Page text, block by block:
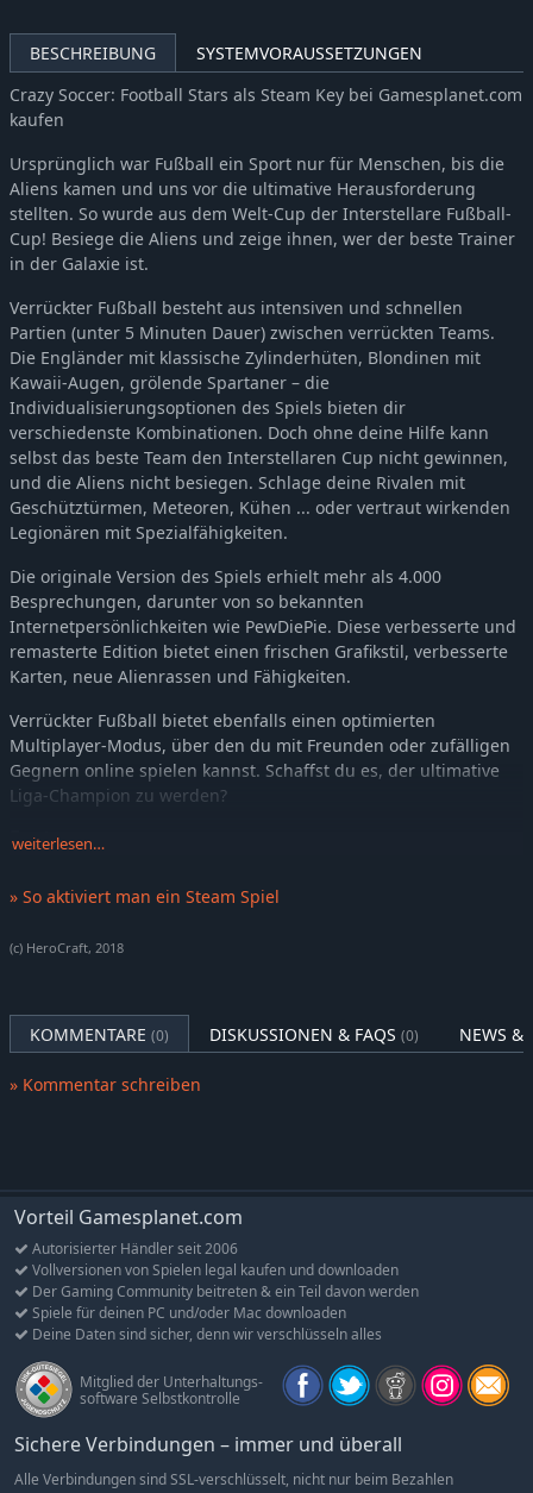
BESCHREIBUNG
SYSTEMVORAUSSETZUNGEN
Crazy Soccer: Football Stars als Steam Key bei Gamesplanet.com
kaufen
Ursprünglich war Fußball ein Sport nur für Menschen, bis die
Aliens kamen und uns vor die ultimative Herausforderung
stellten. So wurde aus dem Welt-Cup der Interstellare Fußball-
Cup! Besiege die Aliens und zeige ihnen, wer der beste Trainer
in der Galaxie ist.
Verrückter Fußball besteht aus intensiven und schnellen
Partien (unter 5 Minuten Dauer) zwischen verrückten Teams.
Die Engländer mit klassische Zylinderhüten, Blondinen mit
Kawaii-Augen, grölende Spartaner – die
Individualisierungsoptionen des Spiels bieten dir
verschiedenste Kombinationen. Doch ohne deine Hilfe kann
selbst das beste Team den Interstellaren Cup nicht gewinnen,
und die Aliens nicht besiegen. Schlage deine Rivalen mit
Geschütztürmen, Meteoren, Kühen ... oder vertraut wirkenden
Legionären mit Spezialfähigkeiten.
Die originale Version des Spiels erhielt mehr als 4.000
Besprechungen, darunter von so bekannten
Internetpersönlichkeiten wie PewDiePie. Diese verbesserte und
remasterte Edition bietet einen frischen Grafikstil, verbesserte
Karten, neue Alienrassen und Fähigkeiten.
Verrückter Fußball bietet ebenfalls einen optimierten
Multiplayer-Modus, über den du mit Freunden oder zufälligen
Gegnern online spielen kannst. Schaffst du es, der ultimative
Liga-Champion zu werden?
Features
und ALIENS.
besondere Aktion.
Schnelle Spiele.
Eine Vielzahl an Team-Anpassungsoptionen.
weiterlesen…
» So aktiviert man ein Steam Spiel
(c) HeroCraft, 2018
KOMMENTARE (0) DISKUSSIONEN & FAQS (0) NEWS &
» Kommentar schreiben
Vorteil Gamesplanet.com
Autorisierter Händler seit 2006
Vollversionen von Spielen legal kaufen und downloaden
Der Gaming Community beitreten & ein Teil davon werden
Spiele für deinen PC und/oder Mac downloaden
Deine Daten sind sicher, denn wir verschlüsseln alles
Mitglied der Unterhaltungs-
software Selbstkontrolle
Sichere Verbindungen – immer und überall
Alle Verbindungen sind SSL-verschlüsselt, nicht nur beim Bezahlen